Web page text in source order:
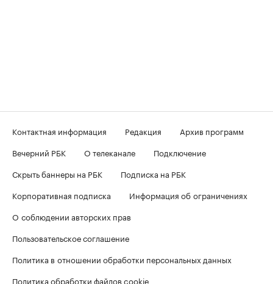
Контактная информация Редакция
Архив программ
Вечерний РБК
О телеканале
Подключение
Скрыть баннеры на РБК
Подписка на РБК
Корпоративная подписка
Информация об ограничениях
О соблюдении авторских прав
Пользовательское соглашение
Политика в отношении обработки персональных данных
Политика обработки файлов cookie